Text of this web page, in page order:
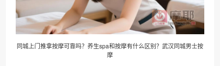
同城上门推拿按摩可靠吗？养生spa和按摩有什么区别？武汉同城男士按
摩